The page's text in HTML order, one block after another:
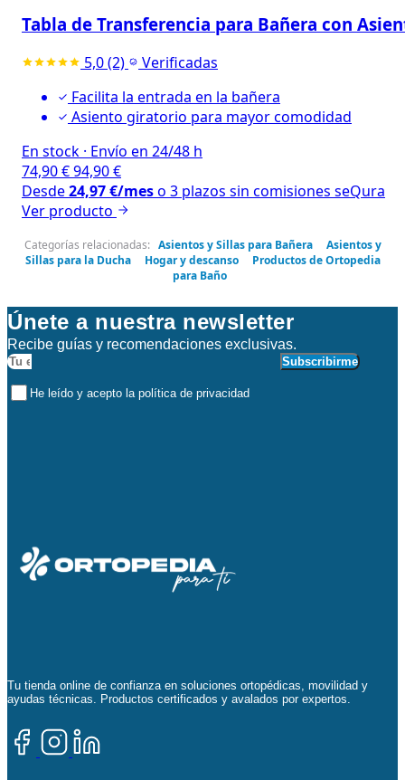
Tabla de Transferencia para Bañera con
5,0(2)
Verificadas
Facilita la entrada en la bañera
Asiento giratorio para mayor comodidad
En stock · Envío en 24/48 h
74,90€94,90€
Desde24,97€/meso 3 plazos sin comisiones seQura
Ver producto
Categorías relacionadas: Asientos y Sillas para Bañera
Asientos y
Sillas para la Ducha
Hogar y descanso
Productos de Ortopedia
para Baño
Únete a nuestra newsletter
Recibe guías y recomendaciones exclusivas.
He leído y acepto la política de privacidad
Subscribirme
Tu tienda online de confianza en soluciones ortopédicas, movilidad y
ayudas técnicas. Productos certificados y avalados por expertos.